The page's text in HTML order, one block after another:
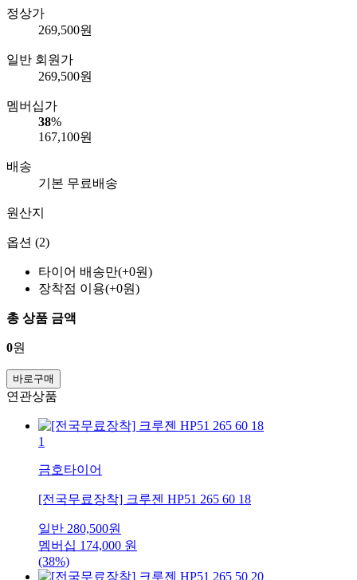
정상가
269,500원
일반 회원가
269,500원
멤버십가
38%
167,100원
배송
기본 무료배송
원산지
옵션 (2)
타이어 배송만(+0원)
장착점 이용(+0원)
총 상품 금액
0원
바로구매
연관상품
1
금호타이어
[전국무료장착] 크루젠 HP51 265 60 18
일반 280,500원
멤버십 174,000 원
(38%)